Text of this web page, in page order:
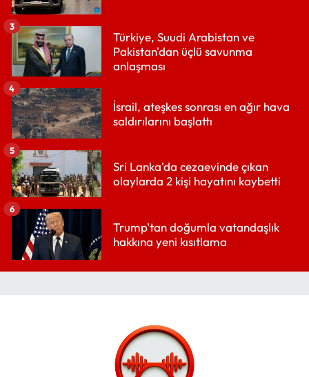
Türkiye, Suudi Arabistan ve
Pakistan'dan üçlü savunma
anlaşması
3
İsrail, ateşkes sonrası en ağır hava
saldırılarını başlattı
4
Sri Lanka'da cezaevinde çıkan
olaylarda 2 kişi hayatını kaybetti
5
Trump'tan doğumla vatandaşlık
hakkına yeni kısıtlama
6